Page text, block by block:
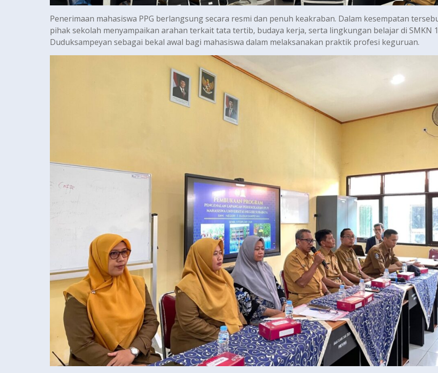
Penerimaan mahasiswa PPG berlangsung secara resmi dan penuh keakraban. Dalam kesempatan
pihak sekolah menyampaikan arahan terkait tata tertib, budaya kerja, serta lingkungan belajar di SMKN 1
Duduksampeyan sebagai bekal awal bagi mahasiswa dalam melaksanakan praktik profesi keguruan.